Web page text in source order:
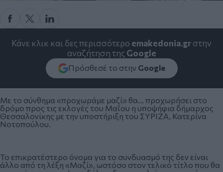
Κάνε κλικ και δες περισσότερο emakedonia.grστην
αναζήτηση της Google
Πρόσθεσέ το στην Google
Με το σύνθημα «προχωράμε μαζί» θα… προχωρήσει στο
δρόμο προς τις εκλογές του Μαΐου η υποψήφια δήμαρχος
Θεσσαλονίκης με την υποστήριξη του ΣΥΡΙΖΑ, Κατερίνα
Νοτοπούλου.
Το επικρατέστερο όνομα για το συνδυασμό της δεν είναι
άλλο από τη λέξη «Μαζί», ωστόσο στον τελικό τίτλο που θα